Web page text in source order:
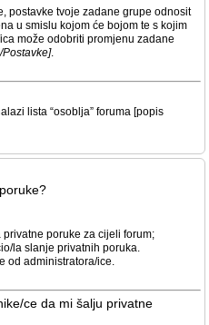
postavke tvoje zadane grupe odnosit
u smislu kojom će bojom te s kojim
može odobriti promjenu zadane
Postavke].
lista “osoblja” foruma [popis
poruke za cijeli forum;
la slanje privatnih poruka.
od administratora/ice.
ce da mi šalju privatne